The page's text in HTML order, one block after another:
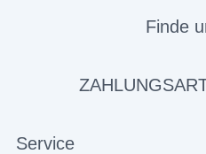
Finde
Service